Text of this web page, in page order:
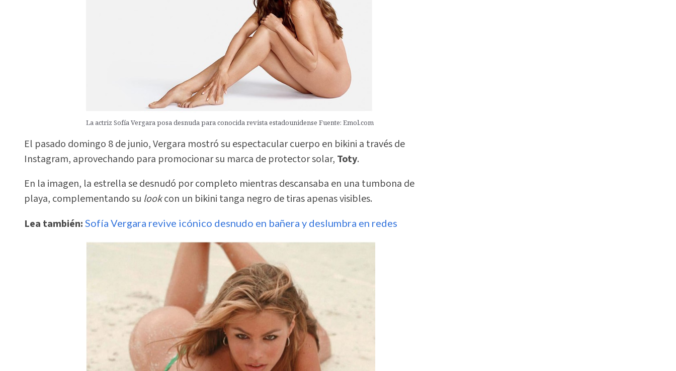
La actriz Sofía Vergara posa desnuda para conocida revista estadounidense Fuente: Emol.com
El pasado domingo 8 de junio, Vergara mostró su espectacular cuerpo en bikini a través de
Instagram, aprovechando para promocionar su marca de protector solar, Toty.
En la imagen, la estrella se desnudó por completo mientras descansaba en una tumbona de
playa, complementando su lookcon un bikini tanga negro de tiras apenas visibles.
Lea también: Sofía Vergara revive icónico desnudo en bañera y deslumbra en redes